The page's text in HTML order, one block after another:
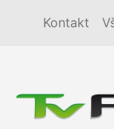
Kontakt